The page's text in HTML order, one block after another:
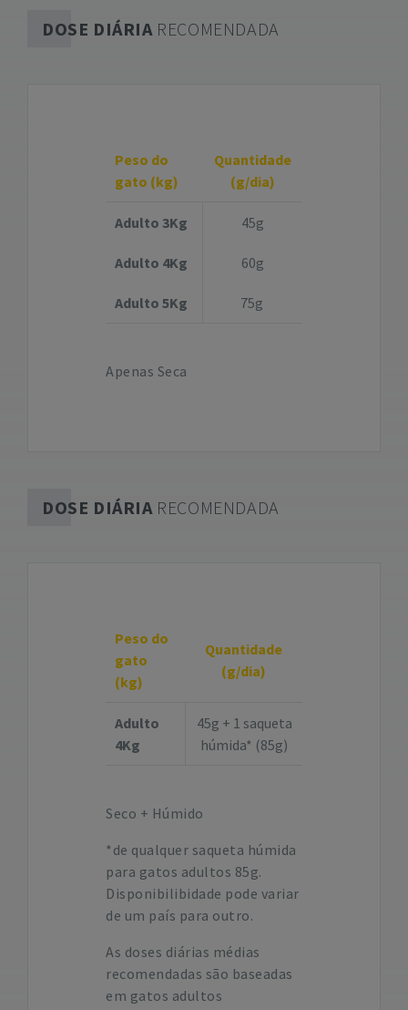
DOSE DIÁRIARECOMENDADA
Peso do
gato (kg)
Quantidade
(g/dia)
Adulto 3Kg 45g
Adulto 4Kg 60g
Adulto 5Kg 75g
Apenas Seca
DOSE DIÁRIARECOMENDADA
Peso do
gato
(kg)
Quantidade
(g/dia)
Adulto
4Kg
45g + 1 saqueta
húmida* (85g)
Seco + Húmido
*de qualquer saqueta húmida
para gatos adultos 85g.
Disponibilibidade pode variar
de um país para outro.
As doses diárias médias
recomendadas são baseadas
em gatos adultos